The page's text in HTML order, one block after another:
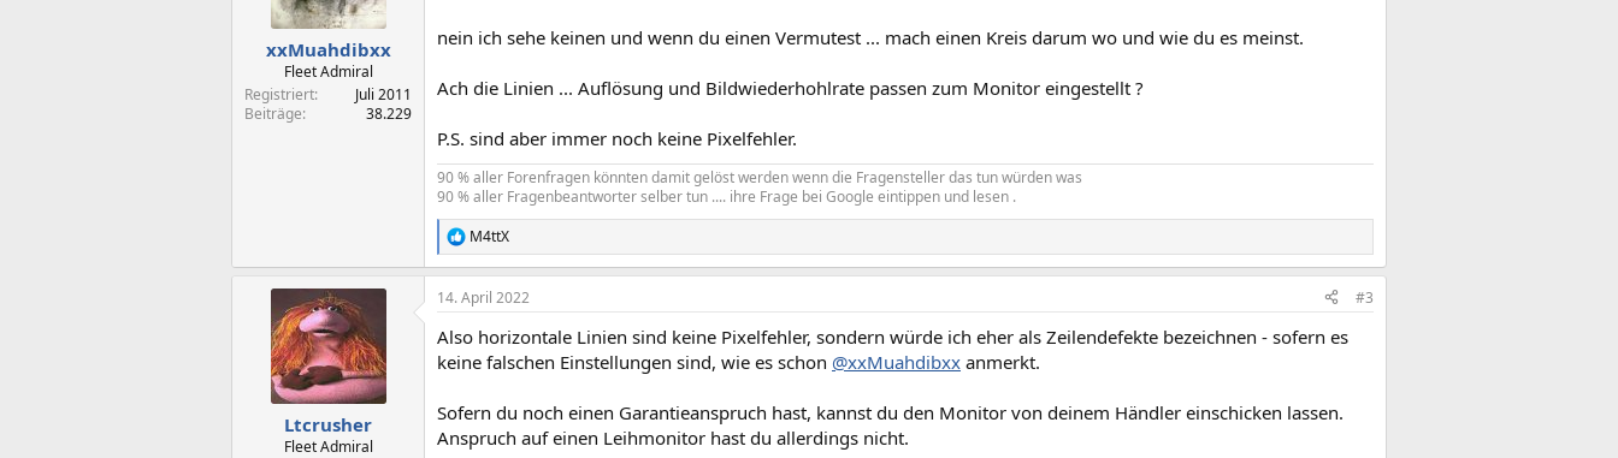
xxMuahdibxx
Fleet Admiral
Registriert
Juli 2011
Beiträge
38.229
nein ich sehe keinen und wenn du einen Vermutest ... mach einen Kreis darum wo und wie du es meinst.
Ach die Linien ... Auflösung und Bildwiederhohlrate passen zum Monitor eingestellt ?
P.S. sind aber immer noch keine Pixelfehler.
90 % aller Forenfragen könnten damit gelöst werden wenn die Fragensteller das tun würden was
90 % aller Fragenbeantworter selber tun .... ihre Frage bei Google eintippen und lesen .
R
e
a
k
i
o
n
:
M4ttX
Ltcrusher
Fleet Admiral
14. April 2022 #3
Also horizontale Linien sind keine Pixelfehler, sondern würde ich eher als Zeilendefekte bezeichnen - sofern es
keine falschen Einstellungen sind, wie es schon @xxMuahdibxx anmerkt.
Sofern du noch einen Garantieanspruch hast, kannst du den Monitor von deinem Händler einschicken lassen.
Anspruch auf einen Leihmonitor hast du allerdings nicht.